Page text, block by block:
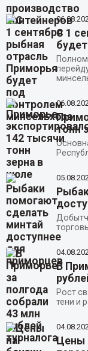
С 1
тонн
В
Рост
тени и
Цены